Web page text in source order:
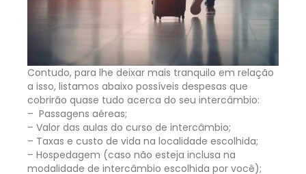
Contudo, para lhe deixar mais tranquilo em relação
a isso, listamos abaixo possíveis despesas que
cobrirão quase tudo acerca do seu intercâmbio:
– Passagens aéreas;
– Valor das aulas do curso de intercâmbio;
– Taxas e custo de vida na localidade escolhida;
– Hospedagem (caso não esteja inclusa na
modalidade de intercâmbio escolhida por você);